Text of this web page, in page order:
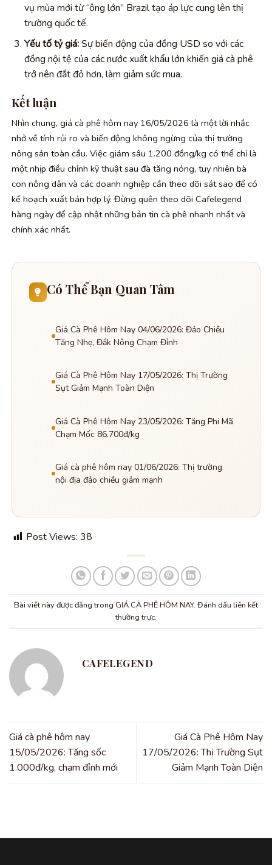
vụ mùa mới từ “ông lớn” Brazil tạo áp lực cung lên thị
trường quốc tế.
Yếu tố tỷ giá:Sự biến động của đồng USD so với các
đồng nội tệ của các nước xuất khẩu lớn khiến giá cà phê
trở nên đắt đỏ hơn, làm giảm sức mua.
Kết luận
Nhìn chung, giá cà phê hôm nay 16/05/2026 là một lời nhắc
nhở về tính rủi ro và biến động không ngừng của thị trường
nông sản toàn cầu. Việc giảm sâu 1.200 đồng/kg có thể chỉ là
một nhịp điều chỉnh kỹ thuật sau đà tăng nóng, tuy nhiên bà
con nông dân và các doanh nghiệp cần theo dõi sát sao để có
kế hoạch xuất bán hợp lý. Đừng quên theo dõi Cafelegend
hàng ngày để cập nhật những bản tin cà phê nhanh nhất và
chính xác nhất.
Có Thể Bạn Quan Tâm
Giá Cà Phê Hôm Nay 04/06/2026: Đảo Chiều
Tăng Nhẹ, Đắk Nông Chạm Đỉnh
Giá Cà Phê Hôm Nay 17/05/2026: Thị Trường
Sụt Giảm Mạnh Toàn Diện
Giá Cà Phê Hôm Nay 23/05/2026: Tăng Phi Mã
Chạm Mốc 86.700đ/kg
Giá cà phê hôm nay 01/06/2026: Thị trường
nội địa đảo chiều giảm mạnh
Post Views: 38
Bài viết này được đăng trong GIÁ CÀ PHÊ HÔM NAY. Đánh dấu liên kết
thường trực.
CAFELEGEND
Giá cà phê hôm nay
15/05/2026: Tăng sốc
1.000đ/kg, chạm đỉnh mới
Giá Cà Phê Hôm Nay
17/05/2026: Thị Trường Sụt
Giảm Mạnh Toàn Diện